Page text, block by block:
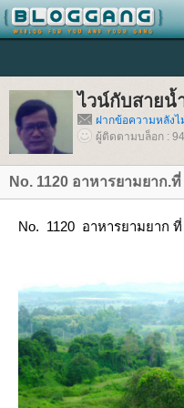
ไวน์กับสายน้
ฝากข้อความหลังไ
ผู้ติดตามบล็อก :
No. 1120 อาหารยามยาก.
No. 1120 อาหารยามยาก ที่